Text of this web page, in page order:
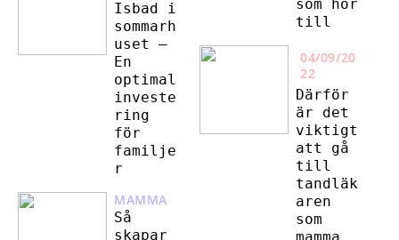
Isbad i
sommarh
uset –
En
optimal
investe
ring
för
familje
r
MAMMA
Så
skapar
som hör
till
04/09/20
22
Därför
är det
viktigt
att gå
till
tandläk
aren
som
mamma